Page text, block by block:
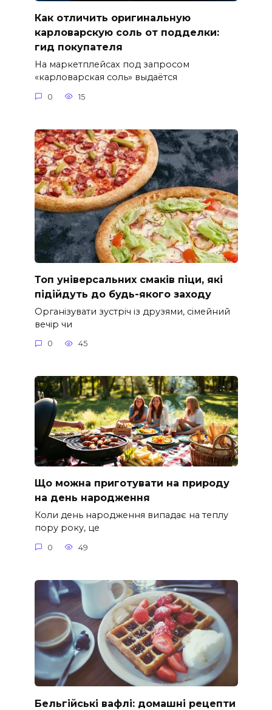
Как отличить оригинальную
карловарскую соль от подделки:
гид покупателя
На маркетплейсах под запросом
«карловарская соль» выдаётся
0 15
Топ універсальних смаків піци, які
підійдуть до будь-якого заходу
Організувати зустріч із друзями, сімейний
вечір чи
0 45
Що можна приготувати на природу
на день народження
Коли день народження випадає на теплу
пору року, це
0 49
Бельгійські вафлі: домашні рецепти